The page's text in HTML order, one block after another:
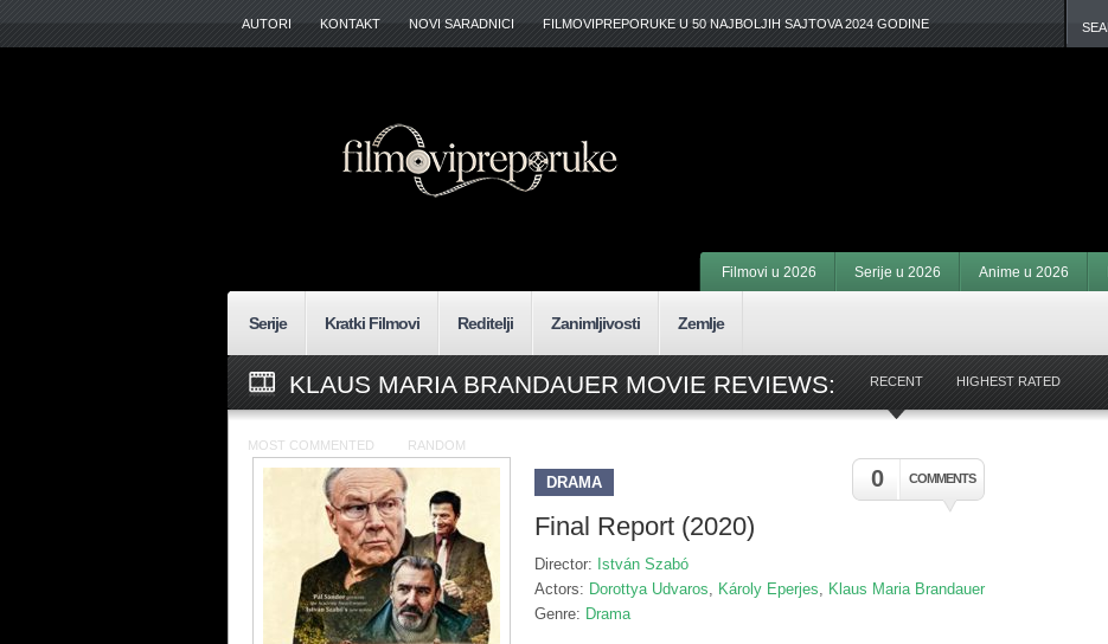
AUTORI KONTAKT NOVI SARADNICI FILMOVIPREPORUKE U 50 NAJBOLJIH SAJTOVA 2024 GODINE
Filmovi u 2026 Serije u 2026 Anime u 2026
Serije Kratki Filmovi Reditelji Zanimljivosti Zemlje
KLAUS MARIA BRANDAUER MOVIE REVIEWS: RECENT HIGHEST RATED
MOST COMMENTED RANDOM
0 COMMENTS
DRAMA
Final Report (2020)
Director: István Szabó
Actors: Dorottya Udvaros, Károly Eperjes, Klaus Maria Brandauer
Genre: Drama